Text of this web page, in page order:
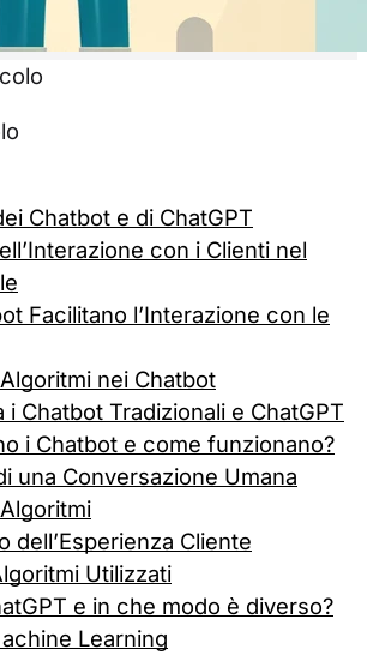
Chatbot e di ChatGPT
con i Clienti nel
Facilitano l’Interazione con le
nei Chatbot
i Chatbot Tradizionali e ChatGPT
i Chatbot e come funzionano?
una Conversazione Umana
dell’Esperienza Cliente
Utilizzati
e in che modo è diverso?
Learning